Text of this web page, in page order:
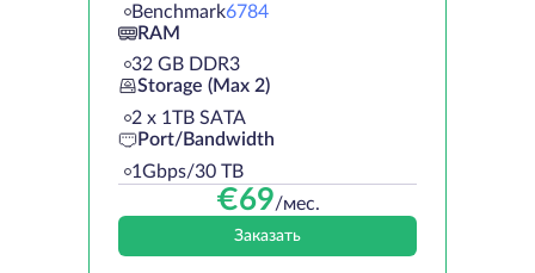
Benchmark6784
RAM
32 GB DDR3
Storage (Max 2)
2 х 1TB SATA
Port/Bandwidth
1Gbps/30 TB
€69/мес.
Заказать